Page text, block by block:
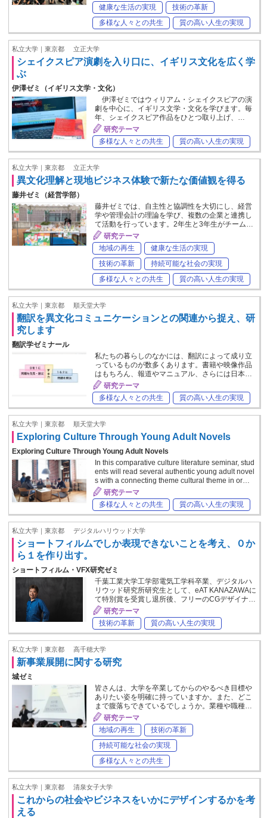
健康な生活の実現
技術の革新
多様な人々との共生
質の高い人生の実現
私立大学｜東京都 立正大学
シェイクスピア演劇を入り口に、イギリス文化を広く学
ぶ
伊澤ゼミ（イギリス文学・文化）
伊澤ゼミではウィリアム・シェイクスピアの演
劇を中心に、イギリス文学・文化を学びます。毎
年、シェイクスピア作品をひとつ取り上げ、…
研究テーマ
多様な人々との共生
質の高い人生の実現
私立大学｜東京都 立正大学
異文化理解と現地ビジネス体験で新たな価値観を得る
藤井ゼミ（経営学部）
藤井ゼミでは、自主性と協調性を大切にし、経営
学や管理会計の理論を学び、複数の企業と連携し
て活動を行っています。2年生と3年生がチーム…
研究テーマ
地域の再生
健康な生活の実現
技術の革新
持続可能な社会の実現
多様な人々との共生
質の高い人生の実現
私立大学｜東京都 順天堂大学
翻訳を異文化コミュニケーションとの関連から捉え、研
究します
翻訳学ゼミナール
私たちの暮らしのなかには、翻訳によって成り立
っているものが数多くあります。書籍や映像作品
はもちろん、報道やマニュアル、さらには日本…
研究テーマ
多様な人々との共生
質の高い人生の実現
私立大学｜東京都 順天堂大学
Exploring Culture Through Young Adult Novels
Exploring Culture Through Young Adult Novels
In this comparative culture literature seminar, stud
ents will read several authentic young adult novel
s with a connecting theme cultural theme in or…
研究テーマ
多様な人々との共生
質の高い人生の実現
私立大学｜東京都 デジタルハリウッド大学
ショートフィルムでしか表現できないことを考え、０か
ら１を作り出す。
ショートフィルム・VFX研究ゼミ
千葉工業大学工学部電気工学科卒業、デジタルハ
リウッド研究所研究生として、eAT KANAZAWAに
て特別賞を受賞し退所後、フリーのCGデザイナ…
研究テーマ
技術の革新
質の高い人生の実現
私立大学｜東京都 高千穂大学
新事業展開に関する研究
城ゼミ
皆さんは、大学を卒業してからのやるべき目標や
ありたい姿を明確に持っていますか。また、どこ
まで腹落ちできているでしょうか。業種や職種…
研究テーマ
地域の再生
技術の革新
持続可能な社会の実現
多様な人々との共生
私立大学｜東京都 清泉女子大学
これからの社会やビジネスをいかにデザインするかを考
える